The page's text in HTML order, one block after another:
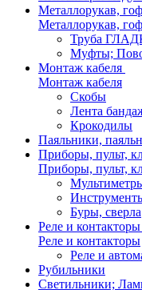
Металлорукав,
Металлорукав,
Труба
Муфты;
Монтаж кабеля
Монтаж кабеля
Скобы
Лента
Крокодилы
Паяльники,
Приборы, пульт,
Приборы, пульт,
Буры, сверла
Реле и контакторы
Реле и контакторы
Реле и
Рубильники
Светильники;